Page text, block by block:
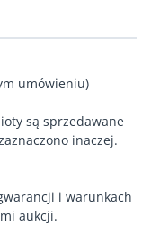
umówieniu)
są sprzedawane
inaczej.
i warunkach
aukcji.